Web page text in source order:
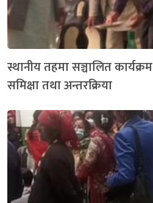
स्थानीय तहमा सञ्चालित
समिक्षा तथा अन्तरक्रिया